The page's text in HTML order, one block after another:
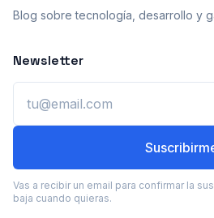
Blog sobre tecnología, desarrollo y
Newsletter
Vas a recibir un email para confirmar la
baja cuando quieras.